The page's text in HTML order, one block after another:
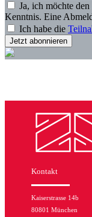
Ja, ich möchte
Kenntnis. Eine
Ich habe die
Kontakt
Kaiserstrasse 14b
80801 München